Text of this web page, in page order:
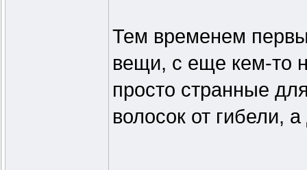
Тем временем
вещи, с еще кем-то
просто странные
волосок от гибели,